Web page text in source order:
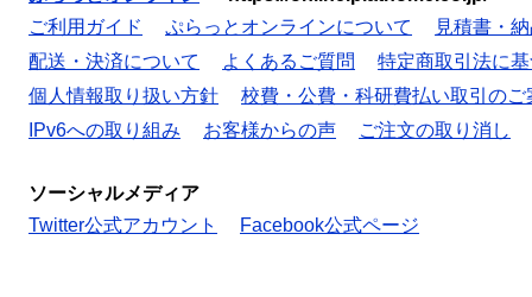
ご利用ガイド
ぷらっとオンラインについて
見積書・
配送・決済について
よくあるご質問
特定商取引法に
個人情報取り扱い方針
校費・公費・科研費払い取引のご
IPv6への取り組み
お客様からの声 ご注文の取り消し
ソーシャルメディア
Twitter公式アカウント
Facebook公式ページ